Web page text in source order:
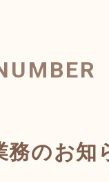
務のお知